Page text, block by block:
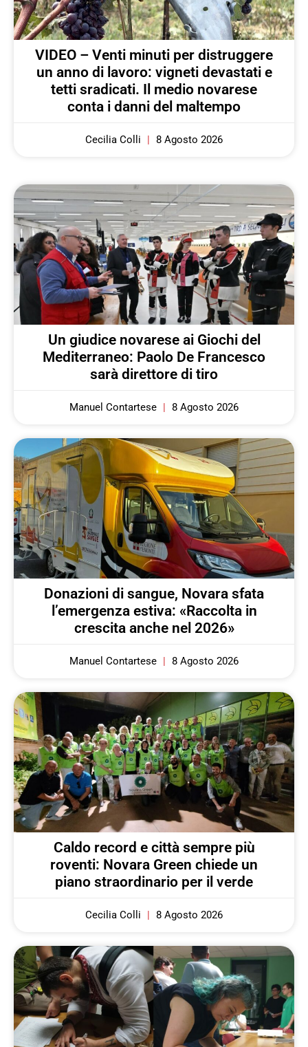
VIDEO – Venti minuti per distruggere
un anno di lavoro: vigneti devastati e
tetti sradicati. Il medio novarese
conta i danni del maltempo
Cecilia Colli 8 Agosto 2026
Un giudice novarese ai Giochi del
Mediterraneo: Paolo De Francesco
sarà direttore di tiro
Manuel Contartese 8 Agosto 2026
Donazioni di sangue, Novara sfata
l’emergenza estiva: «Raccolta in
crescita anche nel 2026»
Manuel Contartese 8 Agosto 2026
Caldo record e città sempre più
roventi: Novara Green chiede un
piano straordinario per il verde
Cecilia Colli 8 Agosto 2026